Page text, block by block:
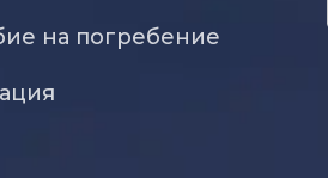
на погребение